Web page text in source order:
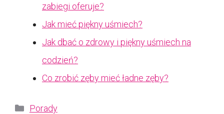
zabiegi oferuje?
Jak mieć piękny uśmiech?
Jak dbać o zdrowy i piękny uśmiech na
codzień?
Co zrobić zęby mieć ładne zęby?
Kategorie
Porady